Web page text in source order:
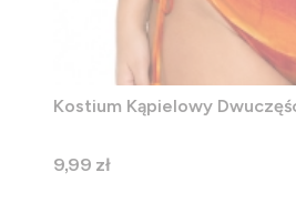
Kostium Kąpielowy
Cena
9,99 zł